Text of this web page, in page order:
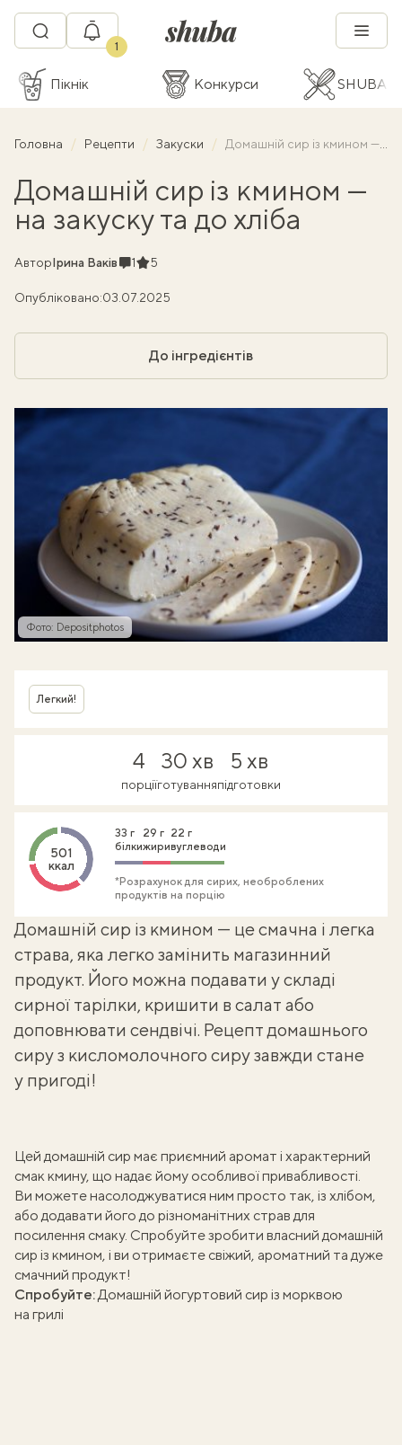
1
Пікнік Конкурси SHUBA
Головна Рецепти Закуски Домашній сир із кмином — на закуску та до хліба
Домашній сир із кмином —
на закуску та до хліба
АвторІрина ВаківКоментарі
1Рейтинг
5
Опубліковано:03.07.2025
До інгредієнтів
Фото: Depositphotos
Легкий!
4
порції
30 хв
готування
5 хв
підготовки
501
ккал
33 г
білки
29 г
жири
22 г
вуглеводи
*Розрахунок для сирих, необроблених
продуктів на порцію
Домашній сир із кмином — це смачна і легка
страва, яка легко замінить магазинний
продукт. Його можна подавати у складі
сирної тарілки, кришити в салат або
доповнювати сендвічі. Рецепт домашнього
сируз кисломолочного сиру завжди стане
у пригоді!
Цейдомашній сир має приємний аромат і характерний
смак кмину, що надає йому особливої привабливості.
Ви можете насолоджуватися ним просто так, із хлібом,
або додавати його до різноманітних страв для
посилення смаку. Спробуйте зробити власний домашній
сир із кмином, і ви отримаєте свіжий, ароматний та дуже
смачний продукт!
Спробуйте:Домашній йогуртовий сир із морквою
на грилі